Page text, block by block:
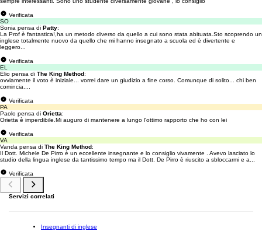
Verificata
SO
Sonia pensa di Patty:
La Prof è fantastica!,ha un metodo diverso da quello a cui sono stata abituata.Sto scoprendo un
inglese totalmente nuovo da quello che mi hanno insegnato a scuola ed è divertente e
leggero...
Verificata
EL
Elio pensa di The King Method:
ovviamente il voto è iniziale... vorrei dare un giudizio a fine corso. Comunque di solito... chi ben
comincia....
Verificata
PA
Paolo pensa di Orietta:
Orietta è imperdibile.Mi auguro di mantenere a lungo l'ottimo rapporto che ho con lei
Verificata
VA
Vanda pensa di The King Method:
Il Dott. Michele De Pirro è un eccellente insegnante e lo consiglio vivamente . Avevo lasciato lo
studio della lingua inglese da tantissimo tempo ma il Dott. De Pirro è riuscito a sbloccarmi e a...
Verificata
Servizi correlati
Insegnanti di inglese